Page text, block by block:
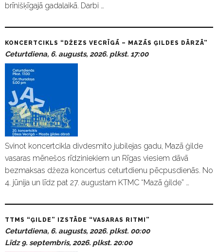
brīnišķīgajā gadalaikā. Darbi …
KONCERTCIKLS “DŽEZS VECRĪGĀ – MAZĀS ĢILDES DĀRZĀ”
Ceturtdiena, 6. augusts, 2026. plkst. 17:00
Svinot koncertcikla divdesmito jubilejas gadu, Mazā ģilde
vasaras mēnešos rīdziniekiem un Rīgas viesiem dāvā
bezmaksas džeza koncertus ceturtdienu pēcpusdienās. No
4. jūnija un līdz pat 27. augustam KTMC “Mazā ģilde” …
TTMS “ĢILDE” IZSTĀDE “VASARAS RITMI”
Ceturtdiena, 6. augusts, 2026. plkst. 00:00
Līdz 9. septembris, 2026. plkst. 20:00